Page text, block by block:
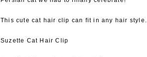
This cute cat hair clip can fit in any hair style.
Suzette Cat Hair Clip